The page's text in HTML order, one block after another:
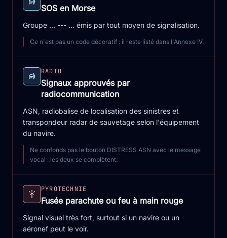
SOS en Morse
Groupe ... --- ... émis par tout moyen de signalisation.
Ce n'est pas un code décoratif : il reste listé dans l'Annexe IV.
RADIO
Signaux approuvés par
radiocommunication
ASN, radiobalise de localisation des sinistres et
transpondeur radar de sauvetage selon l'équipement
du navire.
Ne confonds pas le bouton DISTRESS ASN avec le message
vocal : les deux se complètent.
PYROTECHNIE
Fusée parachute ou feu à main rouge
Signal visuel très fort, surtout si un navire ou un
aéronef peut le voir.